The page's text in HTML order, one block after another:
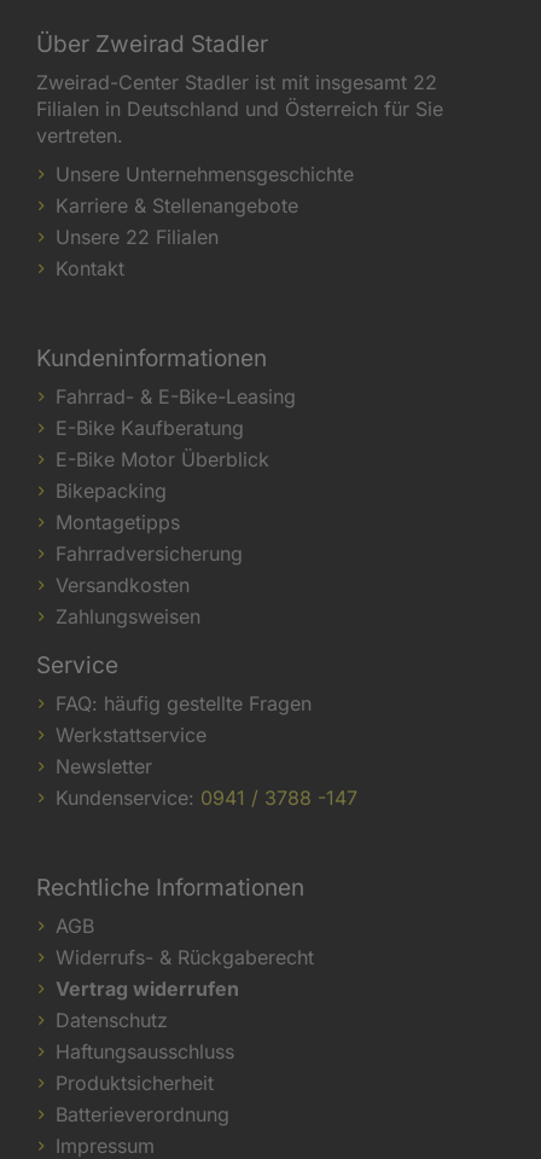
Über Zweirad Stadler
Zweirad-Center Stadler ist mit insgesamt 22
Filialen in Deutschland und Österreich für Sie
vertreten.
Unsere Unternehmensgeschichte
Karriere & Stellenangebote
Unsere 22 Filialen
Kontakt
Kundeninformationen
Fahrrad- & E-Bike-Leasing
E-Bike Kaufberatung
E-Bike Motor Überblick
Bikepacking
Montagetipps
Fahrradversicherung
Versandkosten
Zahlungsweisen
Service
FAQ: häufig gestellte Fragen
Werkstattservice
Newsletter
Kundenservice: 0941 / 3788 -147
Rechtliche Informationen
AGB
Widerrufs- & Rückgaberecht
Vertrag widerrufen
Datenschutz
Haftungsausschluss
Produktsicherheit
Batterieverordnung
Impressum